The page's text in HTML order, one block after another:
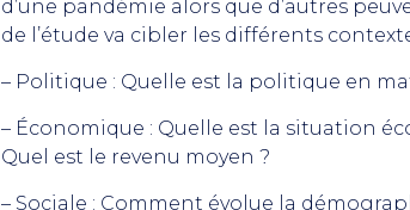
d’une pandémie alors que d’autres
de l’étude va cibler les différents
– Politique : Quelle est la politique en
– Économique : Quelle est la situation
Quel est le revenu moyen ?
– Sociale : Comment évolue la